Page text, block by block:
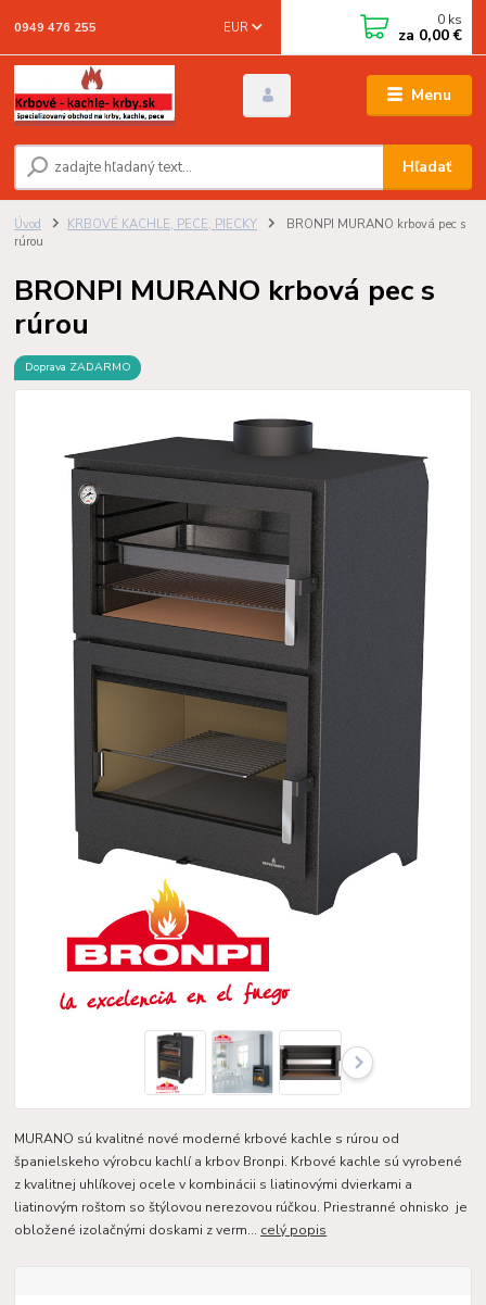
Menu
EUR
Hľadať
0949 476 255 0 ks
za 0,00 €
Úvod KRBOVÉ KACHLE, PECE, PIECKY
BRONPI MURANO krbová pec s
rúrou
BRONPI MURANO krbová pec s
rúrou
Doprava ZADARMO
MURANO sú kvalitné nové moderné krbové kachle s rúrou od
španielskeho výrobcu kachlí a krbov Bronpi. Krbové kachle sú vyrobené
z kvalitnej uhlíkovej ocele v kombinácii s liatinovými dvierkami a
liatinovým roštom so štýlovou nerezovou rúčkou. Priestranné ohnisko je
obložené izolačnými doskami z verm... celý popis